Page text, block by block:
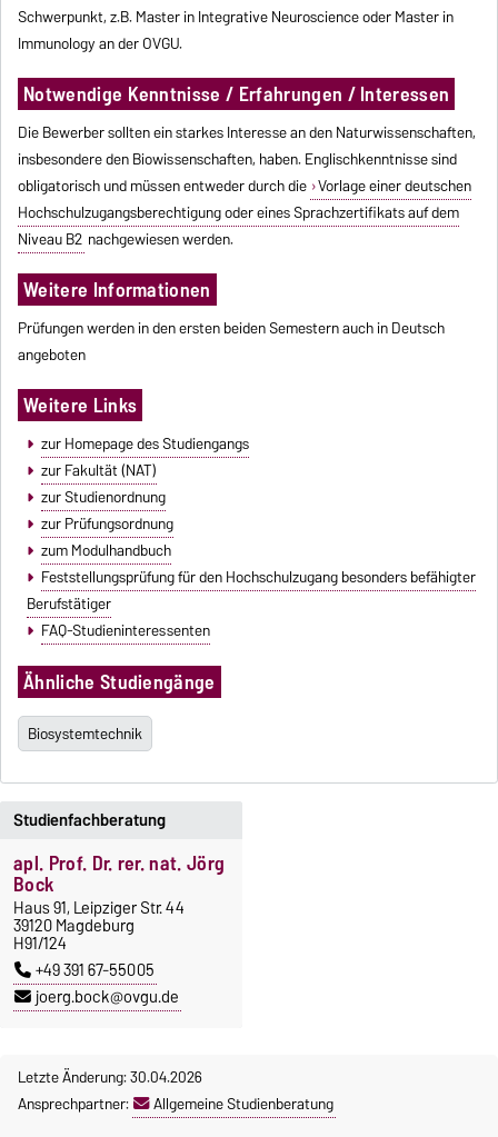
Schwerpunkt, z.B. Master in Integrative Neuroscience oder Master in
Immunology an der OVGU.
Notwendige Kenntnisse / Erfahrungen / Interessen
Die Bewerber sollten ein starkes Interesse an den Naturwissenschaften,
insbesondere den Biowissenschaften, haben. Englischkenntnisse sind
obligatorisch und müssen entweder durch die Vorlage einer deutschen
Hochschulzugangsberechtigung oder eines Sprachzertifikats auf dem
Niveau B2 nachgewiesen werden.
Weitere Informationen
Prüfungen werden in den ersten beiden Semestern auch in Deutsch
angeboten
Weitere Links
zur Homepage des Studiengangs
zur Fakultät (NAT)
zur Studienordnung
zur Prüfungsordnung
zum Modulhandbuch
Feststellungsprüfung für den Hochschulzugang besonders befähigter
Berufstätiger
FAQ-Studieninteressenten
Ähnliche Studiengänge
Biosystemtechnik
Studienfachberatung
apl. Prof. Dr. rer. nat. Jörg
Bock
Haus 91, Leipziger Str. 44
39120 Magdeburg
H91/124
+49 391 67-55005
joerg.bock@ovgu.de
Letzte Änderung: 30.04.2026
Ansprechpartner:
Allgemeine Studienberatung